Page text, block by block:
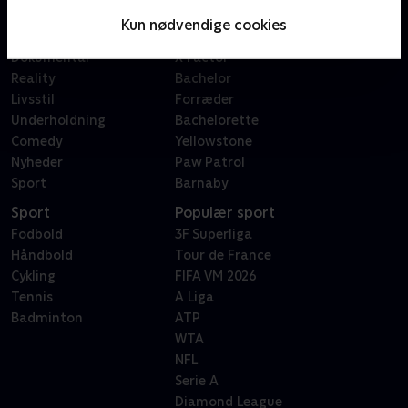
Kun nødvendige cookies
Dokumentar
Reality
Livsstil
Underholdning
Comedy
Nyheder
Sport
Badehotellet
Sygeplejeskolen
X Factor
Bachelor
Forræder
Bachelorette
Yellowstone
Paw Patrol
Barnaby
Sport
Fodbold
Håndbold
Cykling
Tennis
Badminton
Populær sport
3F Superliga
Tour de France
FIFA VM 2026
A Liga
ATP
WTA
NFL
Serie A
Diamond League